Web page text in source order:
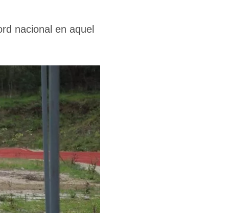
nacional en aquel